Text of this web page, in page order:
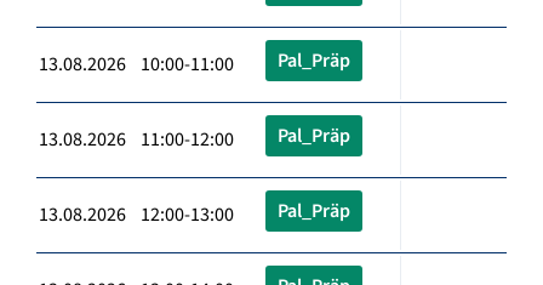
13.08.2026 10:00-11:00 Pal_Präp
13.08.2026 11:00-12:00 Pal_Präp
13.08.2026 12:00-13:00 Pal_Präp